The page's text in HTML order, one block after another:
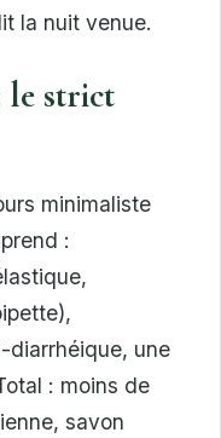
la nuit venue.
le strict
minimaliste
:
diarrhéique, une
: moins de
savon